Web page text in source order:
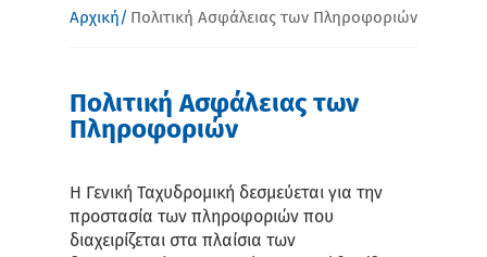
Είστε εδώ
Αρχική Πολιτική Ασφάλειας των Πληροφοριών
Πολιτική Ασφάλειας των
Πληροφοριών
Η Γενική Ταχυδρομική δεσμεύεται για την
προστασία των πληροφοριών που
διαχειρίζεται στα πλαίσια των